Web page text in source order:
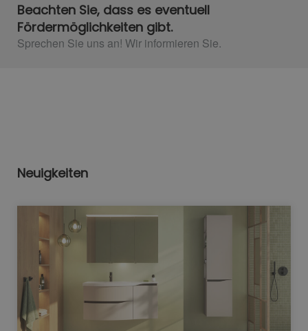
Beachten Sie, dass es eventuell
Fördermöglichkeiten gibt.
Sprechen Sie uns an! Wir informieren Sie.​
Neuigkeiten